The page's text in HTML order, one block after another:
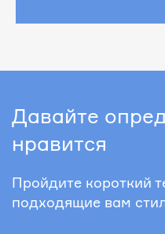
Давайте
нравится
Пройдите короткий
подходящие вам